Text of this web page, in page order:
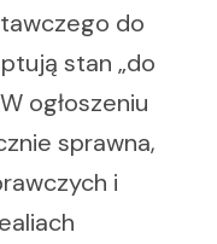
do
stan „do
ogłoszeniu
sprawna,
i